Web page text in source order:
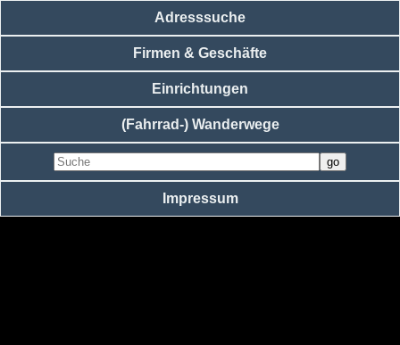
Adresssuche
Firmen & Geschäfte
Einrichtungen
(Fahrrad-) Wanderwege
Impressum